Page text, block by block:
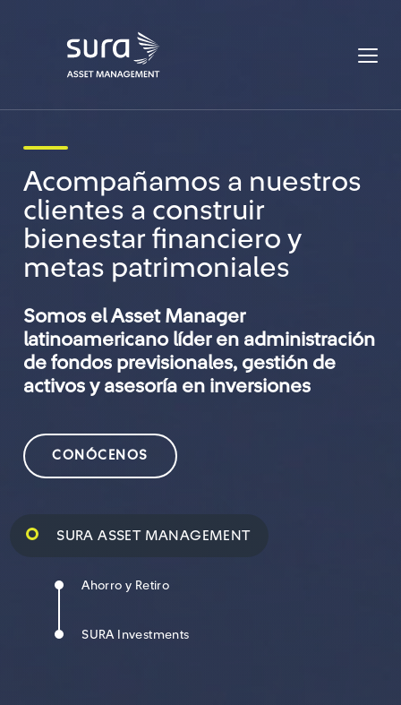
Acompañamos a nuestros
clientes a construir
bienestar financiero y
metas patrimoniales
Somos el Asset Manager
latinoamericano líder en administración
de fondos previsionales, gestión de
activos y asesoría en inversiones
CONÓCENOS
SURA ASSET MANAGEMENT
Ahorro y Retiro
SURA Investments